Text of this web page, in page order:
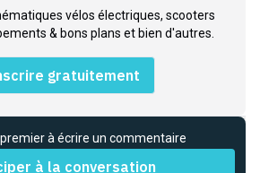
vélos électriques, scooters
& bons plans et bien d'autres.
gratuitement
à écrire un commentaire
à la conversation